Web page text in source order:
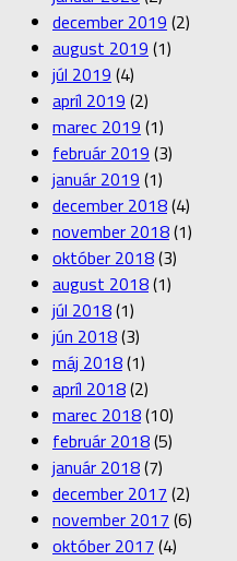
december 2019 (2)
august 2019 (1)
júl 2019 (4)
apríl 2019 (2)
marec 2019 (1)
február 2019 (3)
január 2019 (1)
december 2018(4)
november 2018(1)
október 2018(3)
august 2018(1)
júl 2018(1)
jún 2018(3)
máj 2018(1)
apríl 2018(2)
marec 2018(10)
február 2018(5)
január 2018(7)
december 2017 (2)
november 2017 (6)
október 2017 (4)